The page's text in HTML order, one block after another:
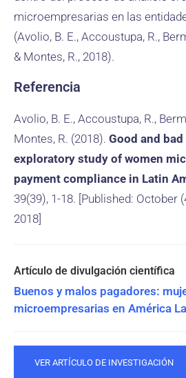
microempresarias en las
(Avolio, B. E., Accoustupa, R.,
& Montes, R., 2018).
Referencia
Avolio, B. E., Accoustupa, R.,
Montes, R. (2018). Good and
exploratory study of women
payment compliance in Latin
39(39), 1-18. [Published: October
2018]
Buenos y malos pagadores:
microempresarias en América
VER ARTÍCULO DE INVESTIGACIÓN